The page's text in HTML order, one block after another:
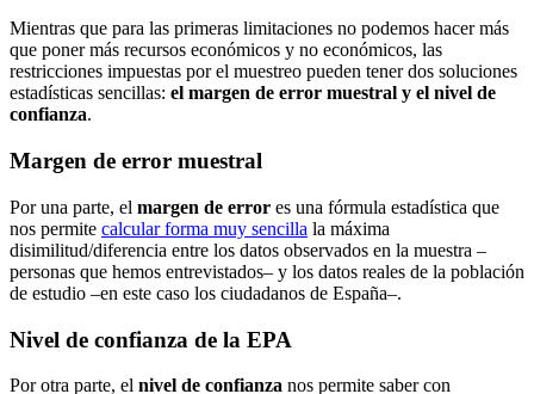
Mientras que para las primeras limitaciones no podemos hacer más
que poner más recursos económicos y no económicos, las
restricciones impuestas por el muestreo pueden tener dos soluciones
estadísticas sencillas: el margen de error muestral y el nivel de
confianza.
Margen de error muestral
Por una parte, el margen de error es una fórmula estadística que
nos permite calcular forma muy sencilla la máxima
disimilitud/diferencia entre los datos observados en la muestra –
personas que hemos entrevistados– y los datos reales de la población
de estudio –en este caso los ciudadanos de España–.
Nivel de confianza de la EPA
Por otra parte, el nivel de confianza nos permite saber con